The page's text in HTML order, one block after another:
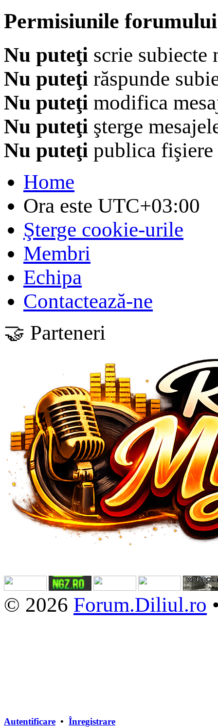
Permisiunile forumului
Nu puteţi scrie subiecte
Nu puteţi răspunde
Nu puteţi modifica
Nu puteţi şterge
Nu puteţi publica fişiere
Home
Ora este UTC+03:00
Şterge cookie-urile
Membri
Echipa
Contactează-ne
🤝 Parteneri
© 2026 Forum.Diliul.ro
Autentificare • Înregistrare